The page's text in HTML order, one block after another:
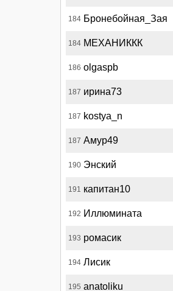
184 Бронебойная_Зая
184 МЕХАНИККК
186 olgaspb
187 ирина73
187 kostya_n
187 Амур49
190 Энский
191 капитан10
192 Иллюмината
193 ромасик
194 Лисик
195 anatoliku